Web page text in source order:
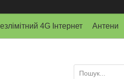
4G Інтернет